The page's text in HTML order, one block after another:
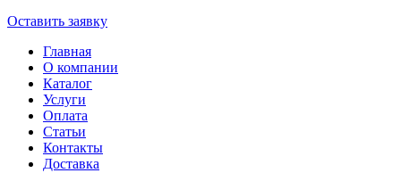
Оставить заявку
Главная
О компании
Каталог
Услуги
Оплата
Статьи
Контакты
Доставка